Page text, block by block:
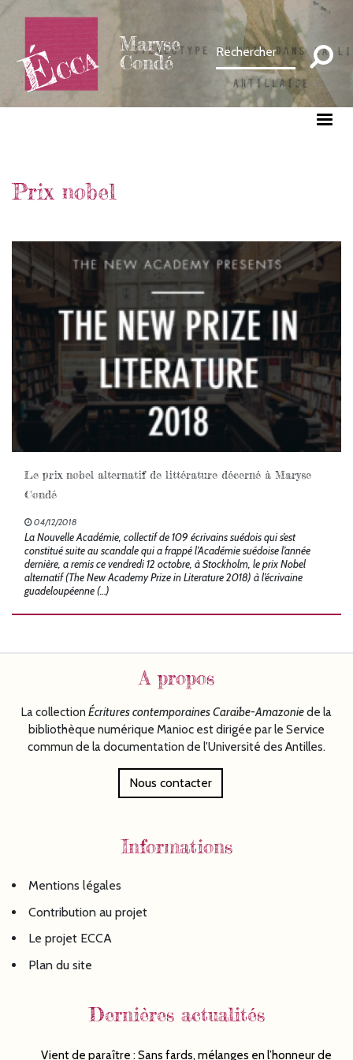
contenu
principal
Maryse
Condé
Prix nobel
Le prix nobel alternatif de littérature décerné à Maryse
Condé
04/12/2018
La Nouvelle Académie, collectif de 109 écrivains suédois qui s’est
constitué suite au scandale qui a frappé l’Académie suédoise l’année
dernière, a remis ce vendredi 12 octobre, à Stockholm, le prix Nobel
alternatif (The New Academy Prize in Literature 2018) à l’écrivaine
guadeloupéenne (…)
A propos
La collection Écriturescontemporaines Caraïbe-Amazoniede la
bibliothèque numérique Manioc est dirigée par le Service
commun de la documentation de l'Université des Antilles.
Nous contacter
Informations
Mentions légales
Contribution au projet
Le projet ECCA
Plan du site
Dernières actualités
Vient de paraître : Sans fards, mélanges en l’honneur de